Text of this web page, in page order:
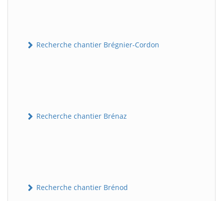
Recherche chantier Brégnier-Cordon
Recherche chantier Brénaz
Recherche chantier Brénod